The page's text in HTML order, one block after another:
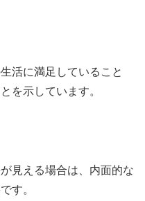
活に満足していること
を示しています。
見える場合は、内面的な
す。